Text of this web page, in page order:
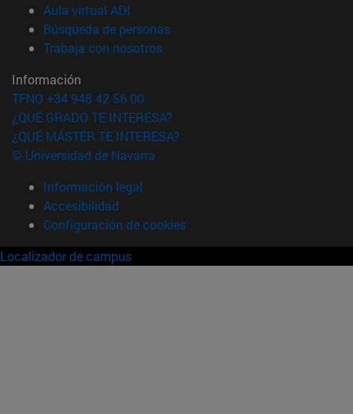
Aula virtual ADI
Búsqueda de personas(abre en nueva ventana)
Trabaja con nosotros(abre en nueva ventana)
Información
TFNO +34 948 42 56 00
¿QUÉ GRADO TE INTERESA?
¿QUÉ MÁSTER TE INTERESA?
© Universidad de Navarra
Información legal
Accesibilidad
Configuración de cookies
Localizador de campus